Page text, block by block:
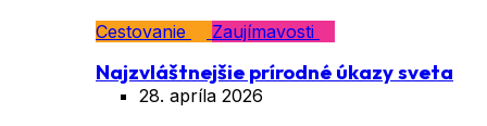
Cestovanie
Zaujímavosti
Najzvláštnejšie prírodné úkazy sveta
28. apríla 2026